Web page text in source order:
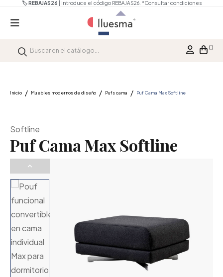
🏷️ REBAJAS26 | Introduce el código REBAJAS26. *Consultar condiciones
0
Inicio Muebles modernos de diseño Pufs cama Puf Cama Max Softline
Softline
Puf Cama Max Softline